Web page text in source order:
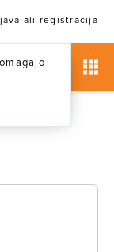
ali registracija